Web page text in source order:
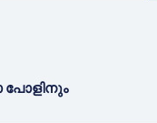
പോളിനും